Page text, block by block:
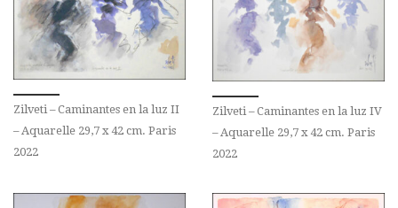
Zilveti – Caminantes en la luz II
– Aquarelle 29,7 x 42 cm. Paris
2022
Zilveti – Caminantes en la luz IV
– Aquarelle 29,7 x 42 cm. Paris
2022